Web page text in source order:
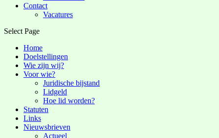
Contact
Vacatures
Select Page
Home
Doelstellingen
Wie zijn wij?
Voor wie?
Juridische bijstand
Lidgeld
Hoe lid worden?
Statuten
Links
Nieuwsbrieven
Actueel